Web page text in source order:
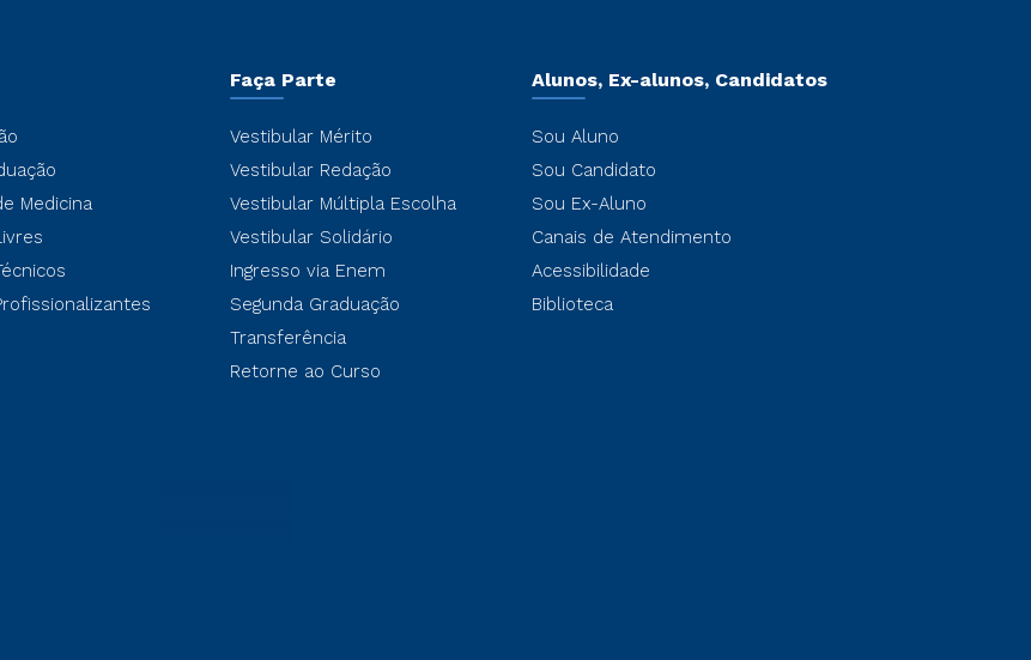
Medicina
Faça Parte
Vestibular Mérito
Vestibular Redação
Vestibular Múltipla Escolha
Vestibular Solidário
Ingresso via Enem
Segunda Graduação
Transferência
Retorne ao Curso
Alunos, Ex-alunos, Candidatos
Sou Aluno
Sou Candidato
Sou Ex-Aluno
Canais de Atendimento
Acessibilidade
Biblioteca